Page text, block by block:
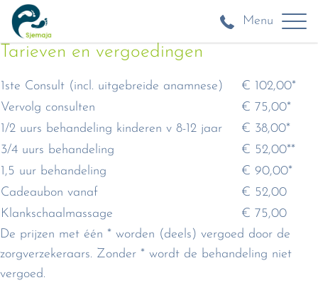
Menu
Tarieven en vergoedingen
1ste Consult (incl. uitgebreide anamnese)
€ 102,00*
Vervolg consulten
€ 75,00*
1/2 uurs behandeling kinderen v 8-12 jaar
€ 38,00*
3/4 uurs behandeling
€ 52,00**
1,5 uur behandeling
€ 90,00*
Cadeaubon vanaf
€ 52,00
Klankschaalmassage
€ 75,00
De prijzen met één * worden (deels) vergoed door de
zorgverzekeraars. Zonder * wordt de behandeling niet
vergoed.